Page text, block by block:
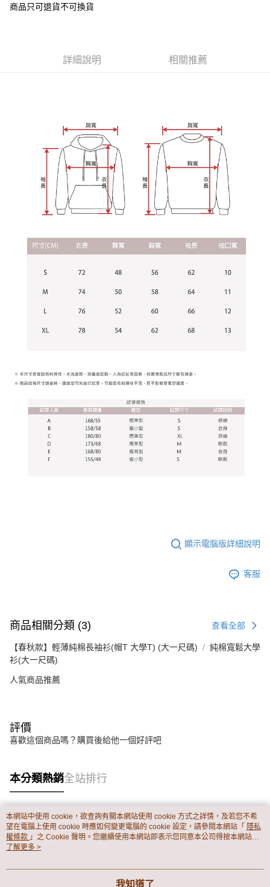
【注意事項】
2.基於同意付款使用「大哥付你分期」之契約關係目的，商店將以您的個人
資料（包含姓名、電話或地址）提供予台灣大哥大進項蒐集、處理及利用，
３．收到繳費通知簡訊後14天內，點擊此簡訊中的連結，可透過四大超商／
※ 交易是否成功請以「AFTEE先享後付 」之結帳頁面顯示為準，若有關於
易，需依本服務之必要範圍內提供個人資料，並將交易相關給付款項請求債
權轉讓予恩沛科技股份有限公司。
２．關於個人資料處理事宜，請瀏覽以下網址：
https://aftee.tw/terms/#terms3
３．未成年的使用者請事先徵得法定代理人或監護人之同意方可使用
「AFTEE先享後付」，若未經同意申辦者引起之損失，本公司不負相關責
４．使用「AFTEE先享後付」時，將依據個別帳號之用戶狀況，依本公司即
時審查核予不同之上限額度；若仍有額度不足之情形，本公司將視審查結果
恩沛科技股份有限公司將有權停止該用戶之使用額度並採取法律行動。
付款後7-11取貨
商品只可退貨不可換貨
詳細說明 相關推薦
顯示電腦版詳細說明
客服
商品相關分類 (3) 查看全部
【春秋款】輕薄純棉長袖衫(帽T 大學T) (大一尺碼)
純棉寬鬆大學
衫(大一尺碼)
人氣商品推薦
評價
喜歡這個商品嗎？購買後給他一個好評吧
本分類熱銷全站排行
熱門標籤
本網站中使用 cookie，欲查詢有關本網站使用 cookie 方式之詳情，及若您不希
望在電腦上使用 cookie 時應如何變更電腦的 cookie 設定，請參閱本網站「 隱私
權條款 」之 Cookie 聲明。您繼續使用本網站即表示您同意本公司得按本網站使
用條款之 Cookie 聲明使用 cookie。
了解更多 >
我知道了